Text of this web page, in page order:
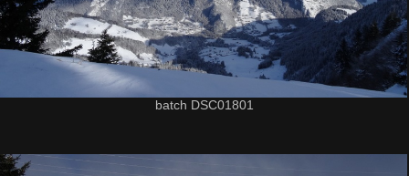
batch DSC01801